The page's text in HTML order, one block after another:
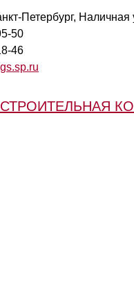
Петербург, Наличная
50
46